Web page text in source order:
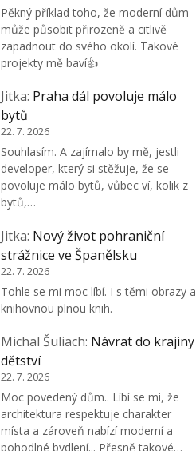
Pěkný příklad toho, že moderní dům
může působit přirozeně a citlivě
zapadnout do svého okolí. Takové
projekty mě baví👍
Jitka: Praha dál povoluje málo
bytů
22. 7. 2026
Souhlasím. A zajímalo by mě, jestli
developer, který si stěžuje, že se
povoluje málo bytů, vůbec ví, kolik z
bytů,…
Jitka: Nový život pohraniční
strážnice ve Španělsku
22. 7. 2026
Tohle se mi moc líbí. I s těmi obrazy a
knihovnou plnou knih.
Michal Šuliach: Návrat do krajiny
dětství
22. 7. 2026
Moc povedený dům.. Líbí se mi, že
architektura respektuje charakter
místa a zároveň nabízí moderní a
pohodlné bydlení... Přesně takové…